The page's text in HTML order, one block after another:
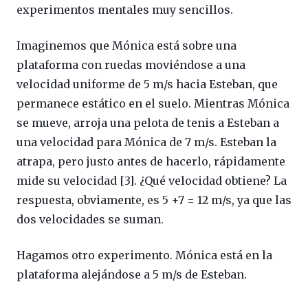
experimentos mentales muy sencillos.
Imaginemos que Mónica está sobre una
plataforma con ruedas moviéndose a una
velocidad uniforme de 5 m/s hacia Esteban, que
permanece estático en el suelo. Mientras Mónica
se mueve, arroja una pelota de tenis a Esteban a
una velocidad para Mónica de 7 m/s. Esteban la
atrapa, pero justo antes de hacerlo, rápidamente
mide su velocidad [3]. ¿Qué velocidad obtiene? La
respuesta, obviamente, es 5 +7 = 12 m/s, ya que las
dos velocidades se suman.
Hagamos otro experimento. Mónica está en la
plataforma alejándose a 5 m/s de Esteban.